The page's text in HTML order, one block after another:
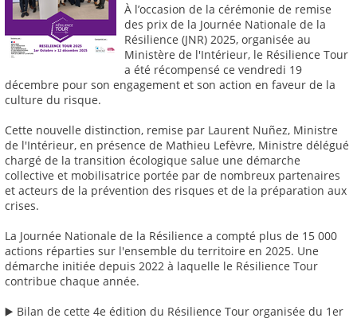
À l’occasion de la cérémonie de remise
des prix de la Journée Nationale de la
Résilience (JNR) 2025, organisée au
Ministère de l'Intérieur, le Résilience Tour
a été récompensé ce vendredi 19
décembre pour son engagement et son action en faveur de la
culture du risque.
Cette nouvelle distinction, remise par Laurent Nuñez, Ministre
de l'Intérieur, en présence de Mathieu Lefèvre, Ministre délégué
chargé de la transition écologique salue une démarche
collective et mobilisatrice portée par de nombreux partenaires
et acteurs de la prévention des risques et de la préparation aux
crises.
La Journée Nationale de la Résilience a compté plus de 15 000
actions réparties sur l'ensemble du territoire en 2025. Une
démarche initiée depuis 2022 à laquelle le Résilience Tour
contribue chaque année.
▶️ Bilan de cette 4e édition du Résilience Tour organisée du 1er